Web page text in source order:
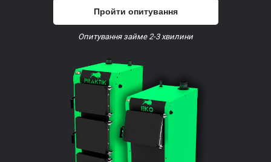
Пройти опитування
Опитування займе 2-3 хвилини